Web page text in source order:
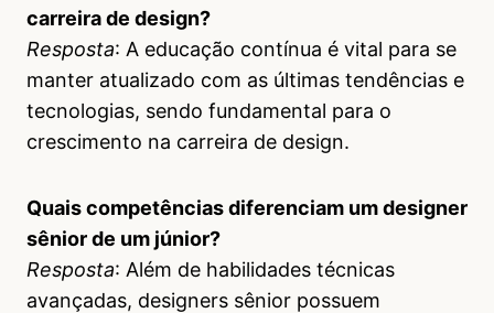
carreira de design?
Resposta: A educação contínua é vital para se
manter atualizado com as últimas tendências e
tecnologias, sendo fundamental para o
crescimento na carreira de design.
Quais competências diferenciam um designer
sênior de um júnior?
Resposta: Além de habilidades técnicas
avançadas, designers sênior possuem